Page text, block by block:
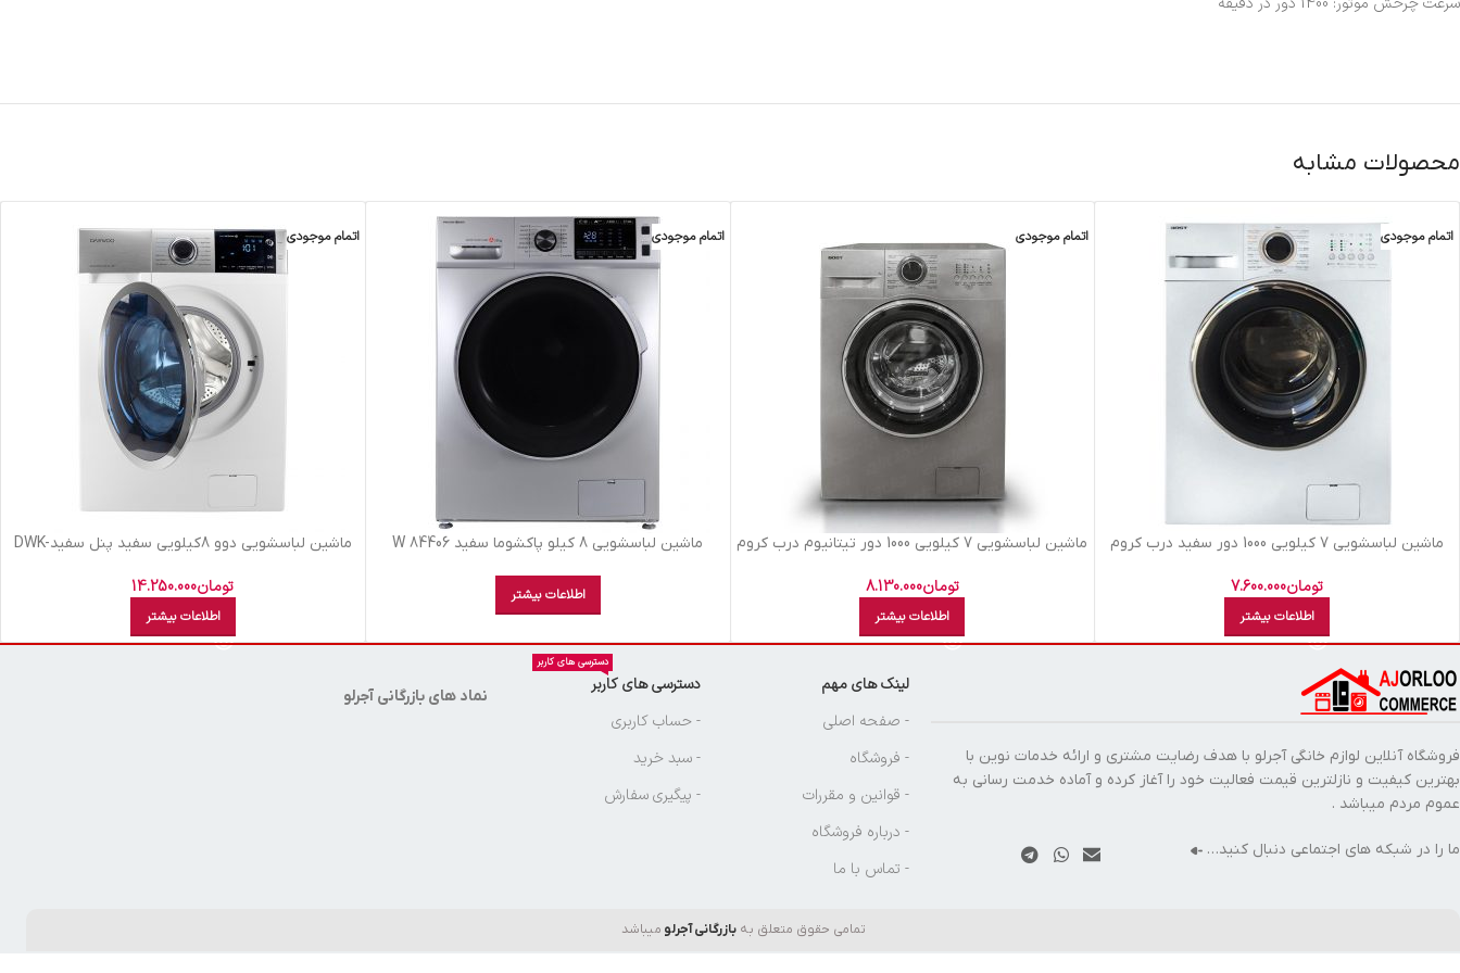
محصولات مشابه
اتمام موجودی
ماشين لباسشويي 7 کيلويي 1000 دور سفيد درب کروم
تومان7.600.000
اطلاعات بیشتر
اتمام موجودی
ماشين لباسشويي 7 کيلويي 1000 دور تيتانيوم درب کروم
تومان8.130.000
اطلاعات بیشتر
اتمام موجودی
ماشين لباسشويي 8 کيلو پاکشوما سفيد 84406 W
اطلاعات بیشتر
اتمام موجودی
ماشين لباسشويي دوو 8کيلويي سفيد پنل سفيدDWK-
تومان14.250.000
اطلاعات بیشتر
فروشگاه آنلاین لوازم خانگی آجرلو با هدف رضایت مشتری و ارائه خدمات نوین با
بهترین کیفیت و نازلترین قیمت فعالیت خود را آغاز کرده و آماده خدمت رسانی به
عموم مردم میباشد .
ما را در شبکه های اجتماعی دنبال کنید…
لینک های مهم
- صفحه اصلی
- فروشگاه
- قوانین و مقررات
- درباره فروشگاه
- تماس با ما
دسترسی های کاربر
دسترسی های کاربر
- حساب کاربری
- سبد خرید
- پیگیری سفارش
نماد های بازرگانی آجرلو
تمامی حقوق متعلق بهبازرگانی آجرلو میباشد